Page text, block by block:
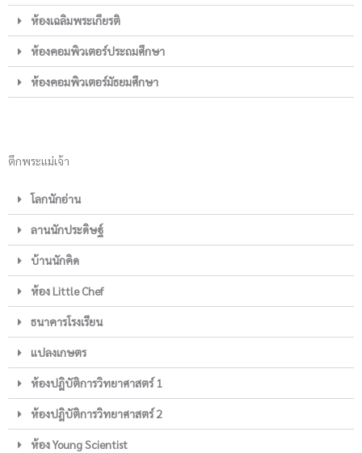
ห้องเฉลิมพระเกียรติ
ห้องคอมพิวเตอร์ประถมศึกษา
ห้องคอมพิวเตอร์มัธยมศึกษา
ตึกพระแม่เจ้า
โลกนักอ่าน
ลานนักประดิษฐ์
บ้านนักคิด
ห้อง Little Chef
ธนาคารโรงเรียน
แปลงเกษตร
ห้องปฎิบัติการวิทยาศาสตร์ 1
ห้องปฎิบัติการวิทยาศาสตร์ 2
ห้อง Young Scientist